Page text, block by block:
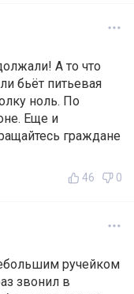
А то что
бьёт питьевая
ноль. По
Еще и
граждане
46 0
ручейком
звонил в